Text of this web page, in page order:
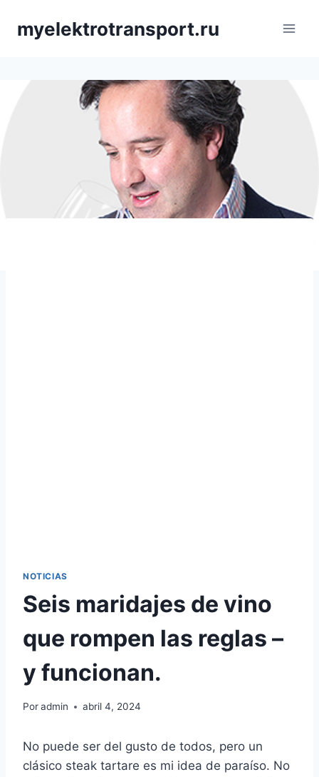
myelektrotransport.ru
NOTICIAS
Seis maridajes de vino
que rompen las reglas –
y funcionan.
Poradmin abril 4, 2024
No puede ser del gusto de todos, pero un
clásico steak tartare es mi idea de paraíso. No